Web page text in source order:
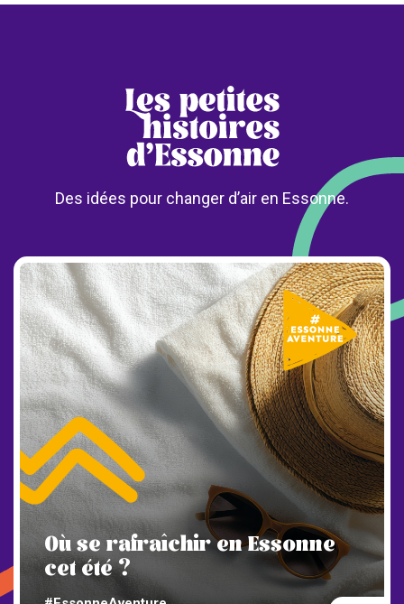
Des idées pour changer d’air en Essonne.
Où se rafraîchir en Essonne
cet été ?